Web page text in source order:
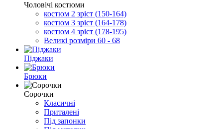
Чоловічі костюми
костюм 2 зріст (150-164)
костюм 3 зріст (164-178)
костюм 4 зріст (178-195)
Великі розміри 60 - 68
Піджаки
Брюки
Сорочки
Класичні
Приталені
Під запонки